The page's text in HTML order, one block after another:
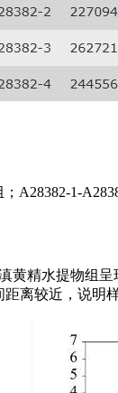
A28382-1-
黄精水提物组
离较近，说明